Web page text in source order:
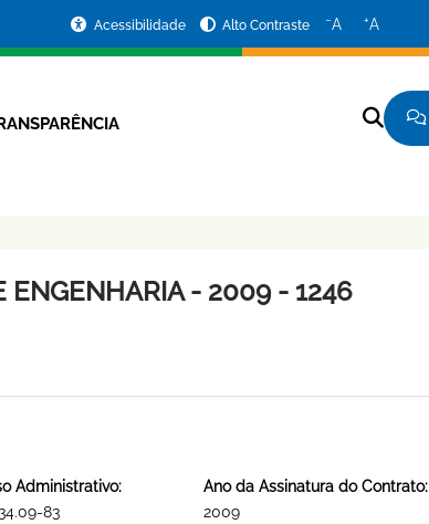
Acessibilidade Alto Contraste −A +A
ENGENHARIA - 2009 - 1246
Administrativo:
83
Ano da Assinatura do Contrato:
2009